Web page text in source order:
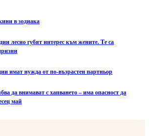
в зодиака
лесно губят интерес към жените. Те са
имат нужда от по-възрастен партньор
да внимават с хапването – има опасност да
май